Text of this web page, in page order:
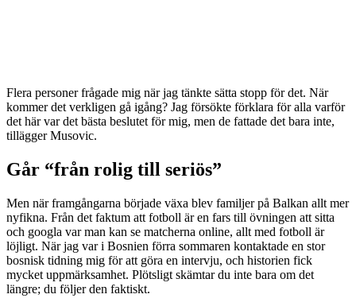
Flera personer frågade mig när jag tänkte sätta stopp för det. När
kommer det verkligen gå igång? Jag försökte förklara för alla varför
det här var det bästa beslutet för mig, men de fattade det bara inte,
tillägger Musovic.
Går “från rolig till seriös”
Men när framgångarna började växa blev familjer på Balkan allt mer
nyfikna. Från det faktum att fotboll är en fars till övningen att sitta
och googla var man kan se matcherna online, allt med fotboll är
löjligt. När jag var i Bosnien förra sommaren kontaktade en stor
bosnisk tidning mig för att göra en intervju, och historien fick
mycket uppmärksamhet. Plötsligt skämtar du inte bara om det
längre; du följer den faktiskt.